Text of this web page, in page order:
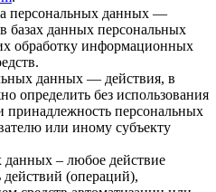
персональных данных —
базах данных персональных
обработку информационных
данных — действия, в
определить без использования
персональных
или иному субъекту
данных – любое действие
(операций),